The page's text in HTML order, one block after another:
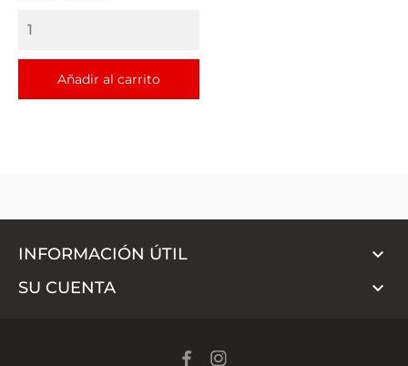
Añadir al carrito
INFORMACIÓN ÚTIL 
SU CUENTA 